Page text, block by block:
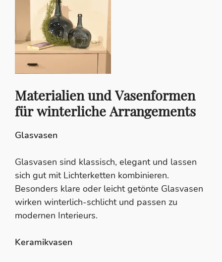
Materialien und Vasenformen
für winterliche Arrangements
Glasvasen
Glasvasen sind klassisch, elegant und lassen
sich gut mit Lichterketten kombinieren.
Besonders klare oder leicht getönte Glasvasen
wirken winterlich-schlicht und passen zu
modernen Interieurs.
Keramikvasen